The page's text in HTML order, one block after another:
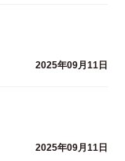
2025年09月11日
2025年09月11日